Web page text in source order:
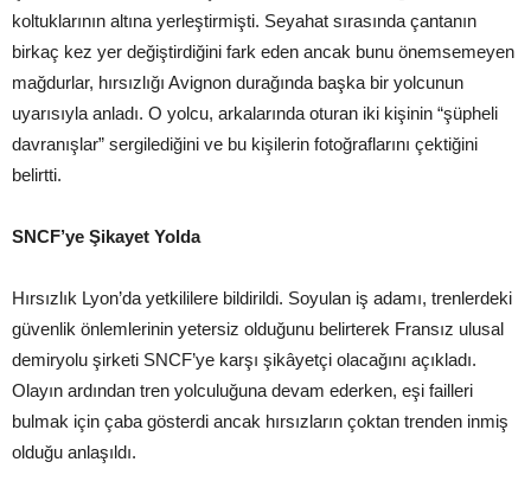
koltuklarının altına yerleştirmişti. Seyahat sırasında çantanın
birkaç kez yer değiştirdiğini fark eden ancak bunu önemsemeyen
mağdurlar, hırsızlığı Avignon durağında başka bir yolcunun
uyarısıyla anladı. O yolcu, arkalarında oturan iki kişinin “şüpheli
davranışlar” sergilediğini ve bu kişilerin fotoğraflarını çektiğini
belirtti.
SNCF’ye Şikayet Yolda
Hırsızlık Lyon’da yetkililere bildirildi. Soyulan iş adamı, trenlerdeki
güvenlik önlemlerinin yetersiz olduğunu belirterek Fransız ulusal
demiryolu şirketi SNCF’ye karşı şikâyetçi olacağını açıkladı.
Olayın ardından tren yolculuğuna devam ederken, eşi failleri
bulmak için çaba gösterdi ancak hırsızların çoktan trenden inmiş
olduğu anlaşıldı.